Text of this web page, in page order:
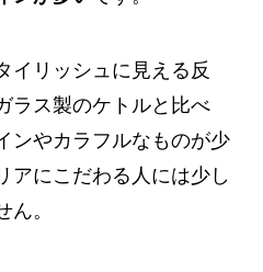
イリッシュに見える反
ラス製のケトルと比べ
ンやカラフルなものが少
アにこだわる人には少し
ん。